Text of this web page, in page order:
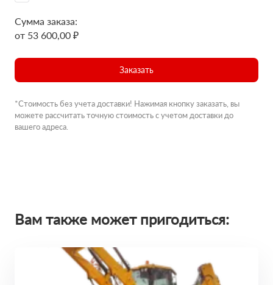
Сумма заказа:
от 53 600,00 ₽
Заказать
*Стоимость без учета доставки! Нажимая кнопку заказать, вы
можете рассчитать точную стоимость с учетом доставки до
вашего адреса.
Вам также может пригодиться: